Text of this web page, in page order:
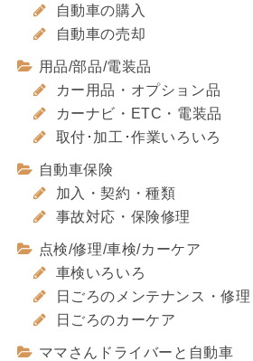
自動車の購入
自動車の売却
用品/部品/電装品
カー用品・オプション品
カーナビ・ETC・電装品
取付･加工･作業いろいろ
自動車保険
加入・契約・種類
事故対応・保険修理
点検/修理/車検/カーケア
車検いろいろ
日ごろのメンテナンス・修理
日ごろのカーケア
ママさんドライバーと自動車